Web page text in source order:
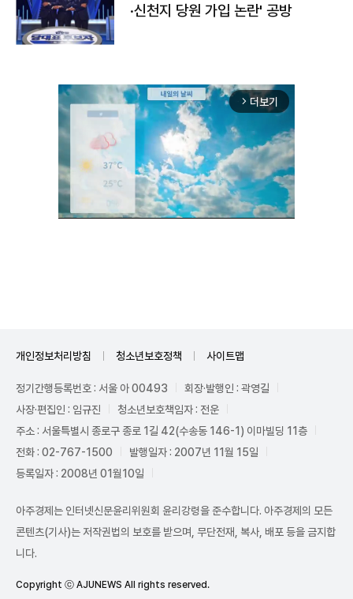
·신천지 당원 가입 논란' 공방
arrow_forward_ios 더보기
개인정보처리방침 청소년보호정책 사이트맵
정기간행등록번호 : 서울 아 00493
회장·발행인 : 곽영길
사장·편집인 : 임규진
청소년보호책임자 : 전운
주소 : 서울특별시 종로구 종로 1길 42(수송동 146-1) 이마빌딩 11층
전화 : 02-767-1500
발행일자 : 2007년 11월 15일
등록일자 : 2008년 01월10일
아주경제는 인터넷신문윤리위원회 윤리강령을 준수합니다. 아주경제의 모든
콘텐츠(기사)는 저작권법의 보호를 받으며, 무단전재, 복사, 배포 등을 금지합
니다.
Copyright ⓒ AJUNEWS All rights reserved.